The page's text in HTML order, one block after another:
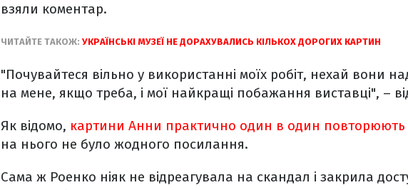
взяли коментар.
ЧИТАЙТЕ ТАКОЖ: УКРАЇНСЬКІ МУЗЕЇ НЕ ДОРАХУВАЛИСЬ КІЛЬКОХ ДОРОГИХ КАРТИН
"Почувайтеся вільно у використанні моїх робіт, нехай вони
на мене, якщо треба, і мої найкращі побажання виставці", –
Як відомо, картини Анни практично один в один повторюють
на нього не було жодного посилання.
Сама ж Роенко ніяк не відреагувала на скандал і закрила